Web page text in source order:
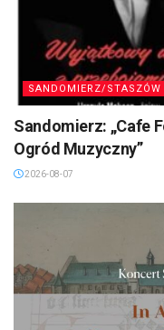
SANDOMIERZ/STASZÓW
Sandomierz: „Cafe
Ogród Muzyczny”
2026-08-07